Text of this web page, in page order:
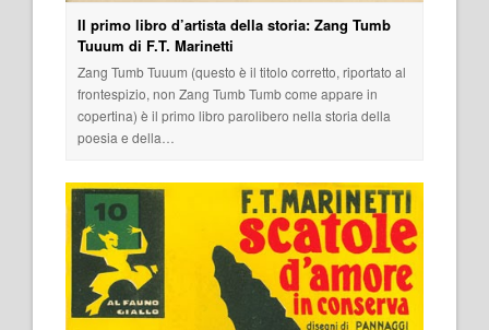
Il primo libro d’artista della storia: Zang Tumb
Tuuum di F.T. Marinetti
Zang Tumb Tuuum (questo è il titolo corretto, riportato al
frontespizio, non Zang Tumb Tumb come appare in
copertina) è il primo libro parolibero nella storia della
poesia e della…